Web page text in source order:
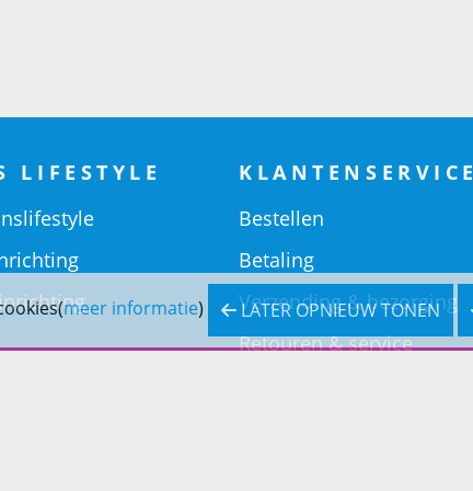
meer informatie) LATER OPNIEUW TONEN
LIFESTYLE KLANTENSERVICE
Bestellen
Betaling
Verzending & bezorging
Retouren & service